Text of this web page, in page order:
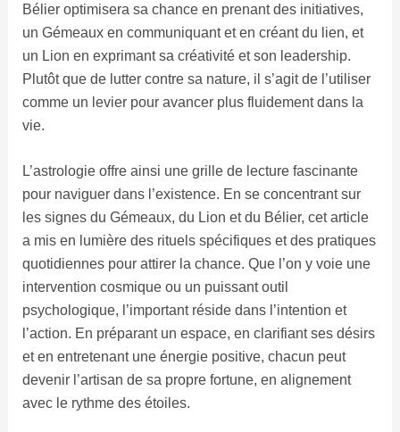
Bélier optimisera sa chance en prenant des initiatives,
un Gémeaux en communiquant et en créant du lien, et
un Lion en exprimant sa créativité et son leadership.
Plutôt que de lutter contre sa nature, il s’agit de l’utiliser
comme un levier pour avancer plus fluidement dans la
vie.
L’astrologie offre ainsi une grille de lecture fascinante
pour naviguer dans l’existence. En se concentrant sur
les signes du Gémeaux, du Lion et du Bélier, cet article
a mis en lumière des rituels spécifiques et des pratiques
quotidiennes pour attirer la chance. Que l’on y voie une
intervention cosmique ou un puissant outil
psychologique, l’important réside dans l’intention et
l’action. En préparant un espace, en clarifiant ses désirs
et en entretenant une énergie positive, chacun peut
devenir l’artisan de sa propre fortune, en alignement
avec le rythme des étoiles.